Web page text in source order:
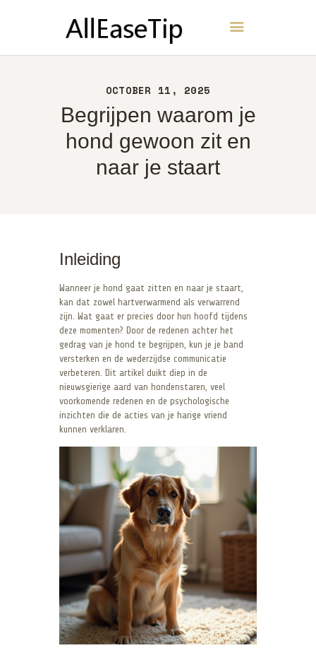
OCTOBER 11, 2025
Begrijpen waarom je
hond gewoon zit en
naar je staart
AllEaseTip
OVER
CONTACT
BELEID
NEDERLANDS
Inleiding
Wanneer je hond gaat zitten en naar je staart,
kan dat zowel hartverwarmend als verwarrend
zijn. Wat gaat er precies door hun hoofd tijdens
deze momenten? Door de redenen achter het
gedrag van je hond te begrijpen, kun je je band
versterken en de wederzijdse communicatie
verbeteren. Dit artikel duikt diep in de
nieuwsgierige aard van hondenstaren, veel
voorkomende redenen en de psychologische
inzichten die de acties van je harige vriend
kunnen verklaren.